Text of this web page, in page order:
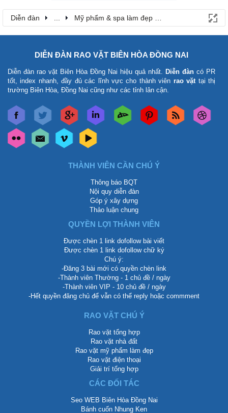
Diễn đàn Mỹ phẩm & spa làm đẹp tại Đồng Nai
DIỄN ĐÀN RAO VẶT BIÊN HÒA ĐỒNG NAI
Diễn đàn rao vặt Biên Hòa Đồng Nai hiệu quả nhất. Diễn đàn có PR
tốt, index nhanh, đầy đủ các lĩnh vực cho thành viên rao vặt tại thị
trường Biên Hòa, Đồng Nai cũng như các tỉnh lân cận.
THÀNH VIÊN CẦN CHÚ Ý
Thông báo BQT
Nội quy diễn đàn
Góp ý xây dựng
Thảo luận chung
QUYỀN LỢI THÀNH VIÊN
Được chèn 1 link dofollow bài viết
Được chèn 1 link dofollow chữ ký
Chú ý:
-Đăng 3 bài mới có quyền chèn link
-Thành viên Thường - 1 chủ đề / ngày
-Thành viên VIP - 10 chủ đề / ngày
-Hết quyền đăng chủ để vẫn có thể reply hoặc commment
RAO VẶT CHÚ Ý
Rao vặt tổng hợp
Rao vặt nhà đất
Rao vặt mỹ phẩm làm đẹp
Rao vặt điện thoại
Giải trí tổng hợp
CÁC ĐỐI TÁC
Seo WEB Biên Hòa Đồng Nai
Bánh cuốn Nhung Ken